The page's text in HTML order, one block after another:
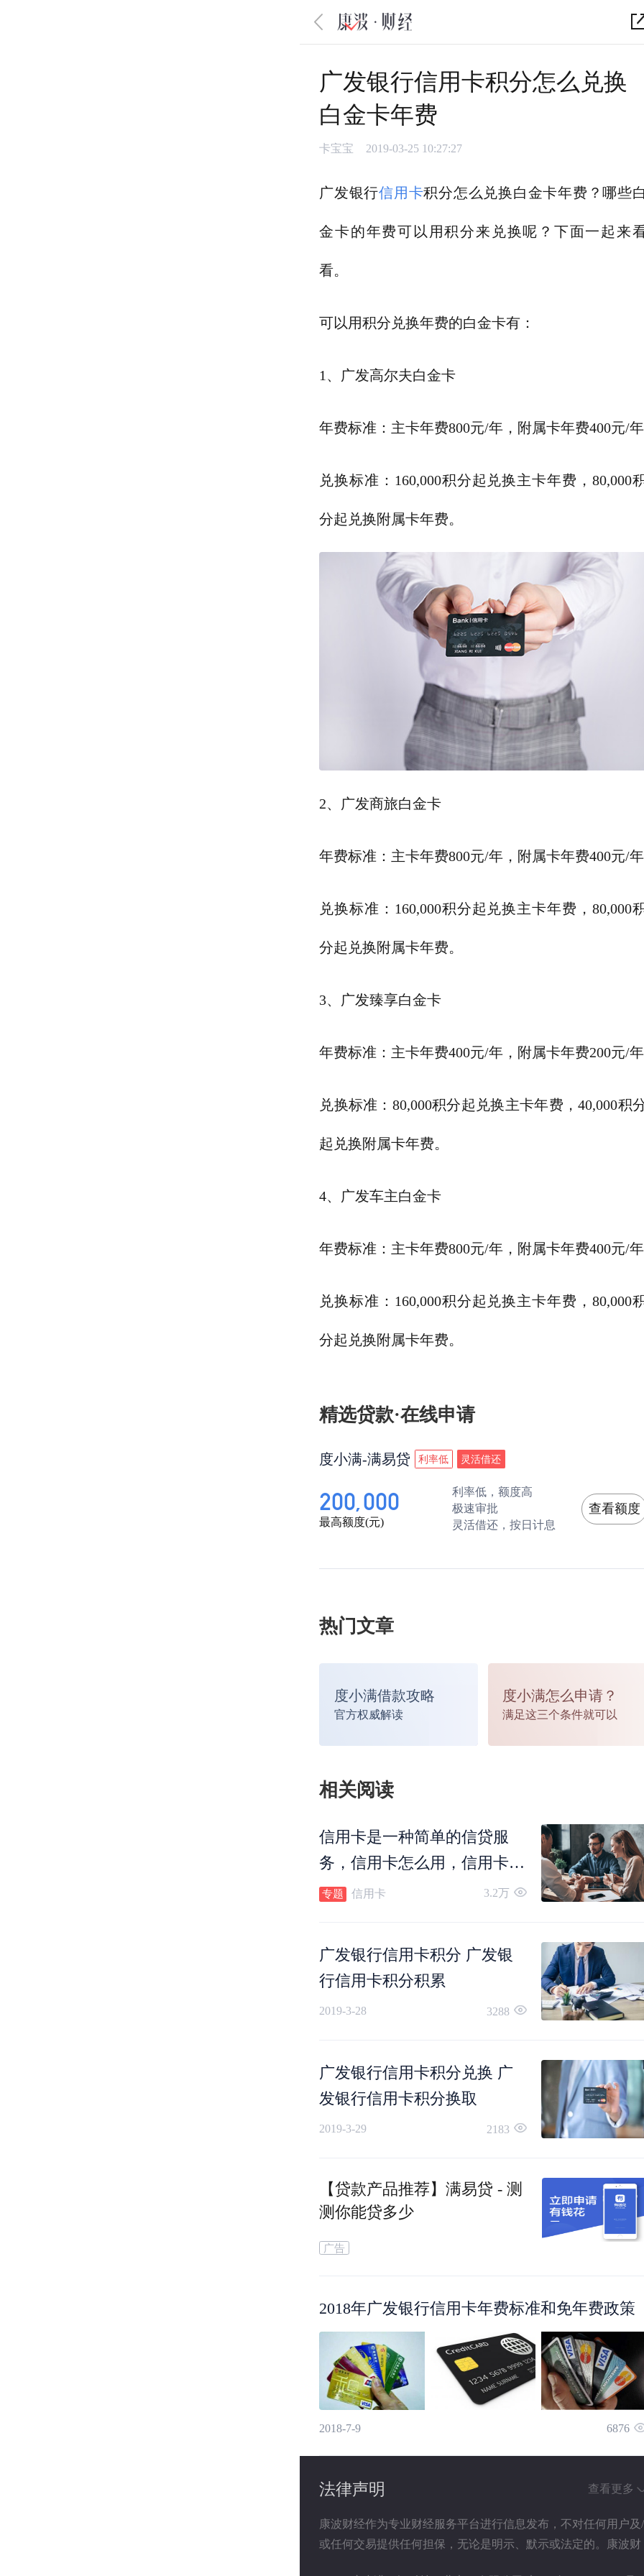
广发银行信用卡积分怎么兑换
白金卡年费
卡宝宝 2019-03-25 10:27:27
广发银行信用卡积分怎么兑换白金卡年费？哪些
金卡的年费可以用积分来兑换呢？下面一起来
看。
可以用积分兑换年费的白金卡有：
1、广发高尔夫白金卡
年费标准：主卡年费800元/年，附属卡年费400元/年
兑换标准：160,000积分起兑换主卡年费，80,000
分起兑换附属卡年费。
2、广发商旅白金卡
年费标准：主卡年费800元/年，附属卡年费400元/年
兑换标准：160,000积分起兑换主卡年费，80,000
分起兑换附属卡年费。
3、广发臻享白金卡
年费标准：主卡年费400元/年，附属卡年费200元/年
兑换标准：80,000积分起兑换主卡年费，40,000积
起兑换附属卡年费。
4、广发车主白金卡
年费标准：主卡年费800元/年，附属卡年费400元/年
兑换标准：160,000积分起兑换主卡年费，80,000
分起兑换附属卡年费。
精选贷款·在线申请
度小满-满易贷 利率低 灵活借还
200,000
最高额度(元)
利率低，额度高
极速审批
灵活借还，按日计息
查看额度
热门文章
度小满借款攻略
官方权威解读
度小满怎么申请？
满足这三个条件就可以
相关阅读
信用卡是一种简单的信贷服
务，信用卡怎么用，信用卡怎
么还款，信用卡可以转账吗，
专题 信用卡 3.2万
广发银行信用卡积分 广发银
行信用卡积分积累
2019-3-28 3288
广发银行信用卡积分兑换 广
发银行信用卡积分换取
2019-3-29 2183
【贷款产品推荐】满易贷 - 测
测你能贷多少
广告
2018年广发银行信用卡年费标准和免年费政策
2018-7-9 6876
法律声明 查看更多
康波财经作为专业财经服务平台进行信息发布，不对任何用户及/
或任何交易提供任何担保，无论是明示、默示或法定的。康波财